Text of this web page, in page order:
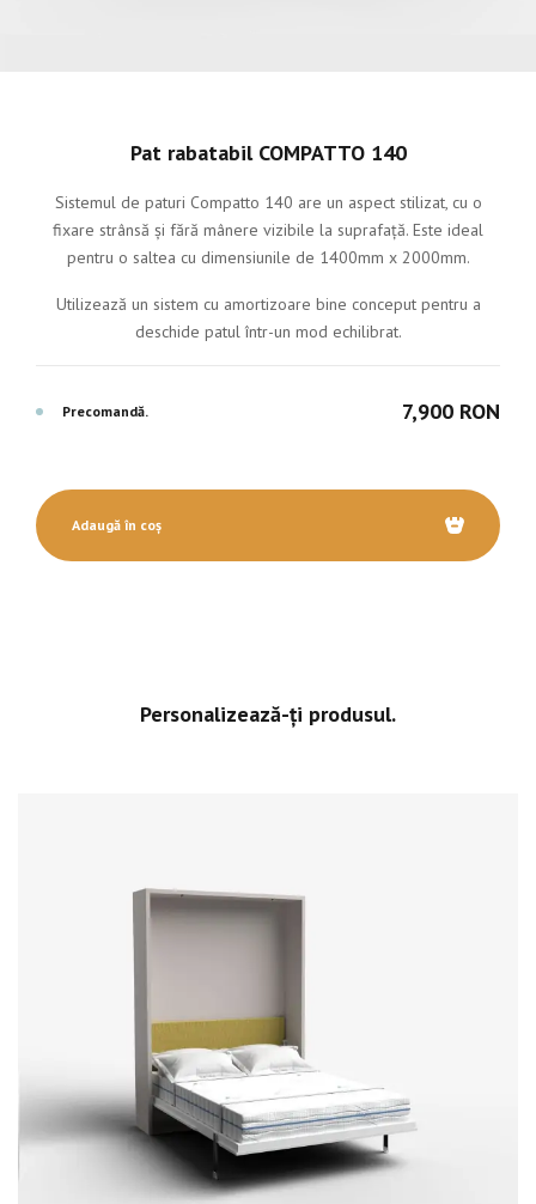
Pat rabatabil COMPATTO 140
Sistemul de paturi Compatto 140 are un aspect stilizat, cu o
fixare strânsă și fără mânere vizibile la suprafață. Este ideal
pentru o saltea cu dimensiunile de 1400mm x 2000mm.
Utilizează un sistem cu amortizoare bine conceput pentru a
deschide patul într-un mod echilibrat.
Precomandă. 7,900 RON
Adaugă în coș
Personalizează-ți produsul.